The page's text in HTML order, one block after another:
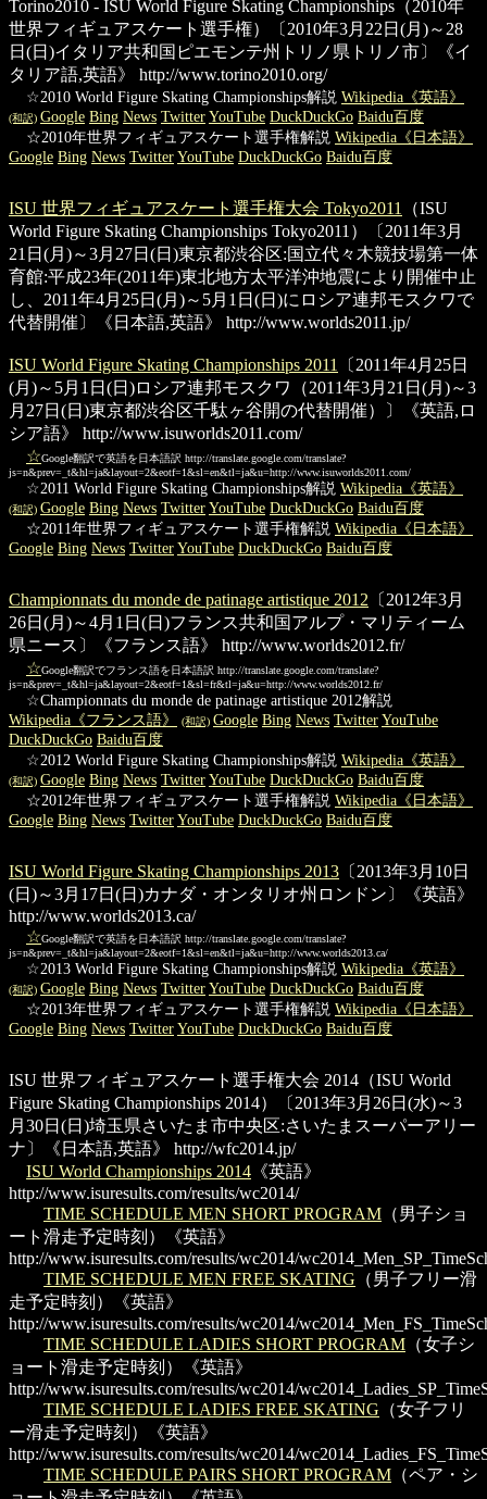
Torino2010 - ISU World Figure Skating Championships （2010年
世界フィギュアスケート選手権）〔2010年3月22日(月)～28
日(日)イタリア共和国ピエモンテ州トリノ県トリノ市〕《イ
タリア語,英語》
http://www.torino2010.org/
☆2010 World Figure Skating Championships解説 Wikipedia《英語》
(和訳) Google Bing News Twitter YouTube DuckDuckGo Baidu百度
☆2010年世界フィギュアスケート選手権解説 Wikipedia《日本語》
Google Bing News Twitter YouTube DuckDuckGo Baidu百度
ISU 世界フィギュアスケート選手権大会 Tokyo2011
（ISU
World Figure Skating Championships Tokyo2011）〔2011年3月
21日(月)～3月27日(日)東京都渋谷区:国立代々木競技場第一体
育館:平成23年(2011年)東北地方太平洋沖地震により開催中止
し、2011年4月25日(月)～5月1日(日)にロシア連邦モスクワで
代替開催〕《日本語,英語》
http://www.worlds2011.jp/
ISU World Figure Skating Championships 2011
〔2011年4月25日
(月)～5月1日(日)ロシア連邦モスクワ（2011年3月21日(月)～3
月27日(日)東京都渋谷区千駄ヶ谷開の代替開催）〕《英語,ロ
シア語》
http://www.isuworlds2011.com/
☆Google翻訳で英語を日本語訳 http://translate.google.com/translate?
js=n&prev=_t&hl=ja&layout=2&eotf=1&sl=en&tl=ja&u=http://www.isuworlds2011.com/
☆2011 World Figure Skating Championships解説 Wikipedia《英語》
(和訳) Google Bing News Twitter YouTube DuckDuckGo Baidu百度
☆2011年世界フィギュアスケート選手権解説 Wikipedia《日本語》
Google Bing News Twitter YouTube DuckDuckGo Baidu百度
Championnats du monde de patinage artistique 2012 〔2012年3月
26日(月)～4月1日(日)フランス共和国アルプ・マリティーム
県ニース〕《フランス語》
http://www.worlds2012.fr/
☆Google翻訳でフランス語を日本語訳 http://translate.google.com/translate?
js=n&prev=_t&hl=ja&layout=2&eotf=1&sl=fr&tl=ja&u=http://www.worlds2012.fr/
☆Championnats du monde de patinage artistique 2012解説
Wikipedia《フランス語》
(和訳) Google Bing News Twitter YouTube
DuckDuckGo Baidu百度
☆2012 World Figure Skating Championships解説 Wikipedia《英語》
(和訳) Google Bing News Twitter YouTube DuckDuckGo Baidu百度
☆2012年世界フィギュアスケート選手権解説 Wikipedia《日本語》
Google Bing News Twitter YouTube DuckDuckGo Baidu百度
ISU World Figure Skating Championships 2013 〔2013年3月10日
(日)～3月17日(日)カナダ・オンタリオ州ロンドン〕《英語》
http://www.worlds2013.ca/
☆Google翻訳で英語を日本語訳 http://translate.google.com/translate?
js=n&prev=_t&hl=ja&layout=2&eotf=1&sl=en&tl=ja&u=http://www.worlds2013.ca/
☆2013 World Figure Skating Championships解説 Wikipedia《英語》
(和訳) Google Bing News Twitter YouTube DuckDuckGo Baidu百度
☆2013年世界フィギュアスケート選手権解説 Wikipedia《日本語》
Google Bing News Twitter YouTube DuckDuckGo Baidu百度
ISU 世界フィギュアスケート選手権大会 2014 （ISU World
Figure Skating Championships 2014）〔2013年3月26日(水)～3
月30日(日)埼玉県さいたま市中央区:さいたまスーパーアリー
ナ〕《日本語,英語》
http://wfc2014.jp/
ISU World Championships 2014 《英語》
http://www.isuresults.com/results/wc2014/
TIME SCHEDULE MEN SHORT PROGRAM （男子ショ
ート滑走予定時刻）《英語》
http://www.isuresults.com/results/wc2014/
TIME SCHEDULE MEN FREE SKATING （男子フリー滑
走予定時刻）《英語》
http://www.isuresults.com/results/wc2014/
TIME SCHEDULE LADIES SHORT PROGRAM （女子シ
ョート滑走予定時刻）《英語》
http://www.isuresults.com/results/wc2014/
TIME SCHEDULE LADIES FREE SKATING （女子フリ
ー滑走予定時刻）《英語》
http://www.isuresults.com/results/wc2014/
TIME SCHEDULE PAIRS SHORT PROGRAM （ペア・シ